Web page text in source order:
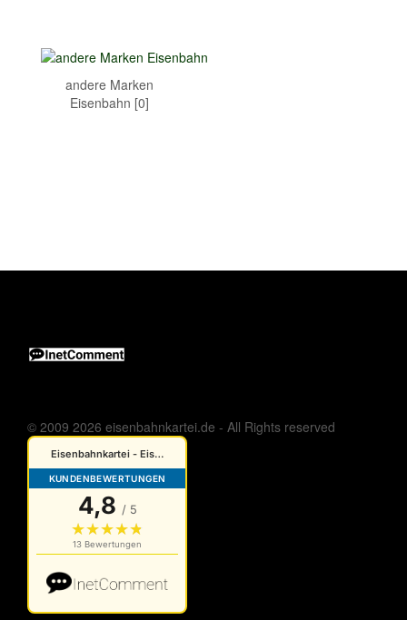
andere Marken
Eisenbahn [0]
© 2009 2026 eisenbahnkartei.de - All Rights reserved